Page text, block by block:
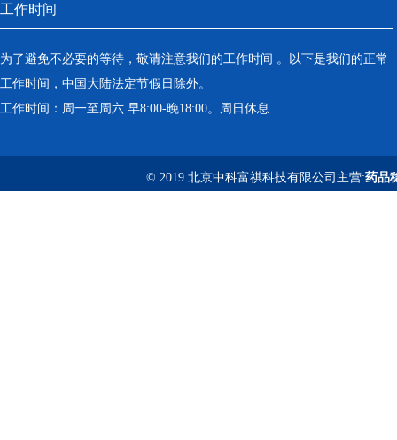
工作时间
为了避免不必要的等待，敬请注意我们的工作时间 。以下是我们的正常
工作时间，中国大陆法定节假日除外。
工作时间：周一至周六 早8:00-晚18:00。周日休息
© 2019 北京中科富祺科技有限公司主营:药品